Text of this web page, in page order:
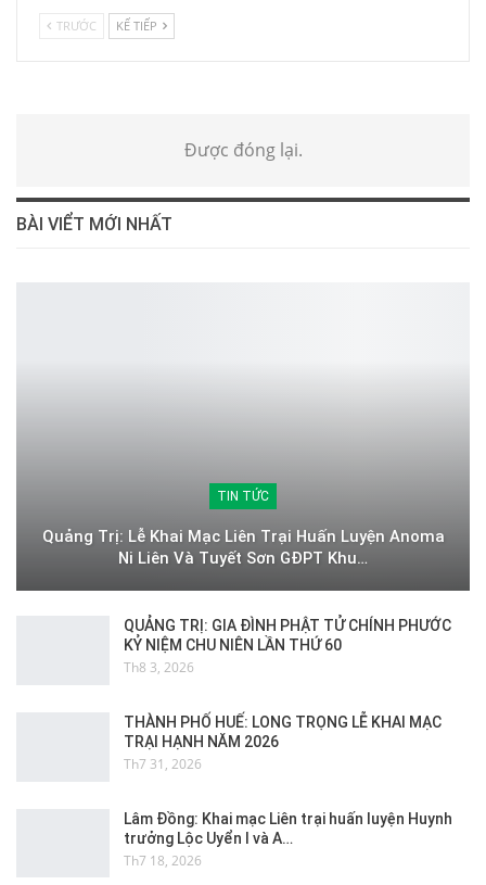
TRƯỚC KẾ TIẾP
Được đóng lại.
BÀI VIỂT MỚI NHẤT
TIN TỨC
Quảng Trị: Lễ Khai Mạc Liên Trại Huấn Luyện Anoma
Ni Liên Và Tuyết Sơn GĐPT Khu…
QUẢNG TRỊ: GIA ĐÌNH PHẬT TỬ CHÍNH PHƯỚC
KỶ NIỆM CHU NIÊN LẦN THỨ 60
Th8 3, 2026
THÀNH PHỐ HUẾ: LONG TRỌNG LỄ KHAI MẠC
TRẠI HẠNH NĂM 2026
Th7 31, 2026
Lâm Đồng: Khai mạc Liên trại huấn luyện Huynh
trưởng Lộc Uyển I và A…
Th7 18, 2026